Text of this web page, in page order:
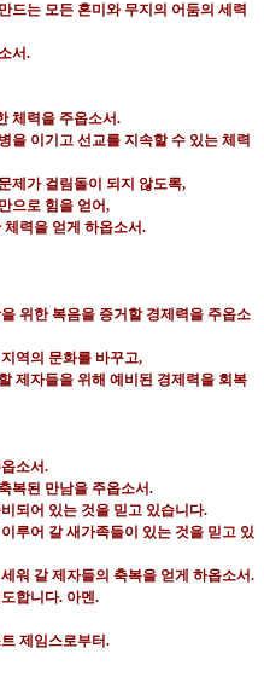
드는 모든 혼미와 무지의 어둠의 세력
서.
체력을 주옵소서.
을 이기고 선교를 지속할 수 있는 체력
제가 걸림돌이 되지 않도록,
으로 힘을 얻어,
력을 얻게 하옵소서.
위한 복음을 증거할 경제력을 주옵소
역의 문화를 바꾸고,
제자들을 위해 예비된 경제력을 회복
소서.
복된 만남을 주옵소서.
되어 있는 것을 믿고 있습니다.
루어 갈 새가족들이 있는 것을 믿고 있
워 갈 제자들의 축복을 얻게 하옵소서.
합니다. 아멘.
제임스로부터.